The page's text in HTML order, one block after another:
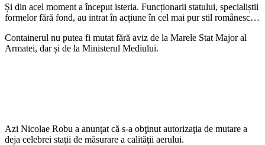
Și din acel moment a început isteria. Funcționarii statului, specialiștii
formelor fără fond, au intrat în acțiune în cel mai pur stil românesc…
Containerul nu putea fi mutat fără aviz de la Marele Stat Major al
Armatei, dar și de la Ministerul Mediului.
Azi Nicolae Robu a anunţat că s-a obţinut autorizaţia de mutare a
deja celebrei staţii de măsurare a calităţii aerului.